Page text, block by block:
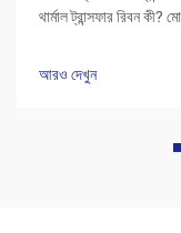
থার্মাল ট্রান্সফার রিবন কী?
আরও দেখুন